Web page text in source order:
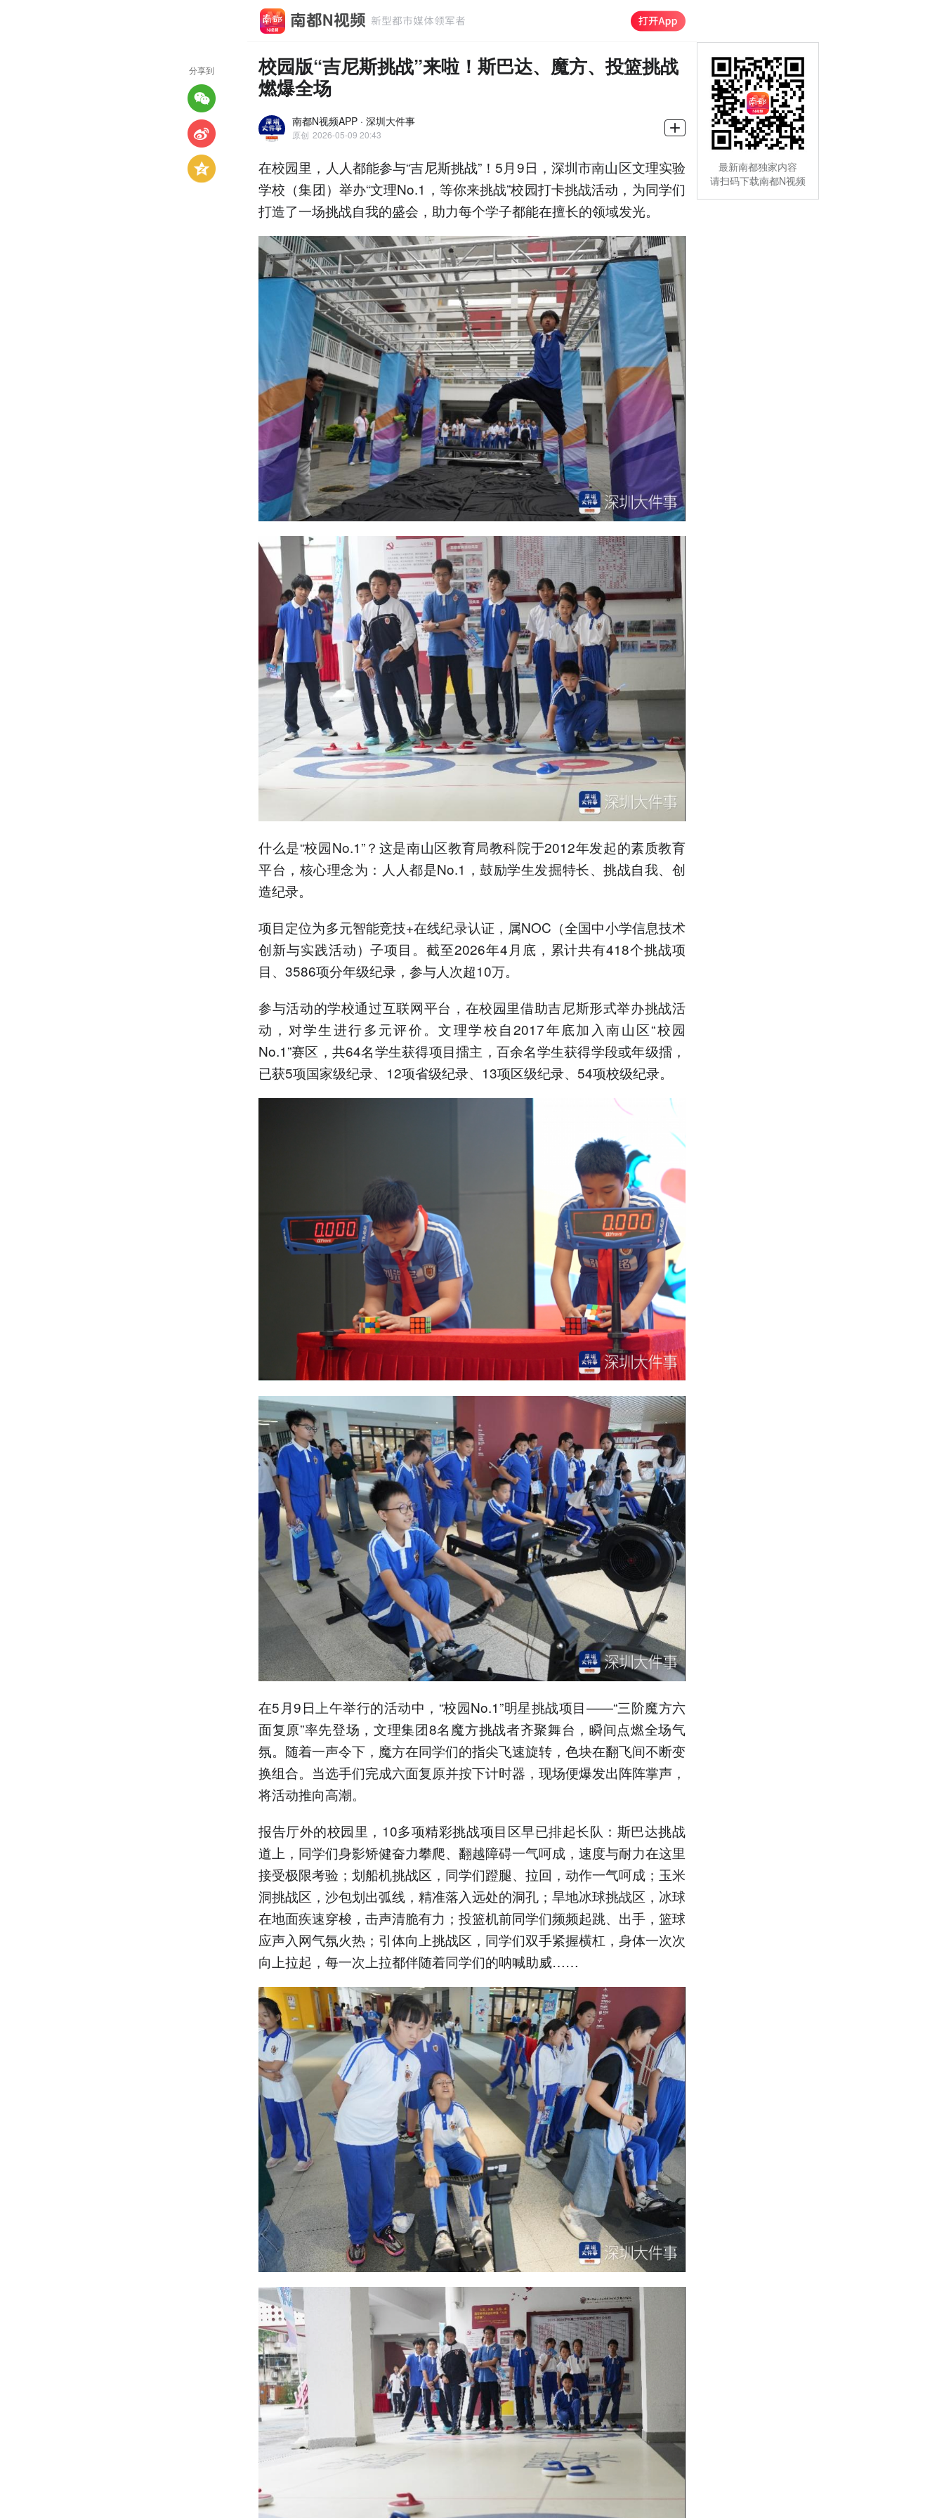
校园版“吉尼斯挑战”来啦！斯巴达、魔方、投篮挑战
燃爆全场
南都N视频APP · 深圳大件事
原创 2026-05-09 20:43
在校园里，人人都能参与“吉尼斯挑战”！5月9日，深圳市南山区文理实验
学校（集团）举办“文理No.1，等你来挑战”校园打卡挑战活动，为同学们
打造了一场挑战自我的盛会，助力每个学子都能在擅长的领域发光。
什么是“校园No.1”？这是南山区教育局教科院于2012年发起的素质教育
平台，核心理念为：人人都是No.1，鼓励学生发掘特长、挑战自我、创
造纪录。
项目定位为多元智能竞技+在线纪录认证，属NOC（全国中小学信息技术
创新与实践活动）子项目。截至2026年4月底，累计共有418个挑战项
目、3586项分年级纪录，参与人次超10万。
参与活动的学校通过互联网平台，在校园里借助吉尼斯形式举办挑战活
动，对学生进行多元评价。文理学校自2017年底加入南山区“校园
No.1”赛区，共64名学生获得项目擂主，百余名学生获得学段或年级擂，
已获5项国家级纪录、12项省级纪录、13项区级纪录、54项校级纪录。
在5月9日上午举行的活动中，“校园No.1”明星挑战项目——“三阶魔方六
面复原”率先登场，文理集团8名魔方挑战者齐聚舞台，瞬间点燃全场气
氛。随着一声令下，魔方在同学们的指尖飞速旋转，色块在翻飞间不断变
换组合。当选手们完成六面复原并按下计时器，现场便爆发出阵阵掌声，
将活动推向高潮。
报告厅外的校园里，10多项精彩挑战项目区早已排起长队：斯巴达挑战
道上，同学们身影矫健奋力攀爬、翻越障碍一气呵成，速度与耐力在这里
接受极限考验；划船机挑战区，同学们蹬腿、拉回，动作一气呵成；玉米
洞挑战区，沙包划出弧线，精准落入远处的洞孔；旱地冰球挑战区，冰球
在地面疾速穿梭，击声清脆有力；投篮机前同学们频频起跳、出手，篮球
应声入网气氛火热；引体向上挑战区，同学们双手紧握横杠，身体一次次
向上拉起，每一次上拉都伴随着同学们的呐喊助威……
分享到
最新南都独家内容
请扫码下载南都N视频